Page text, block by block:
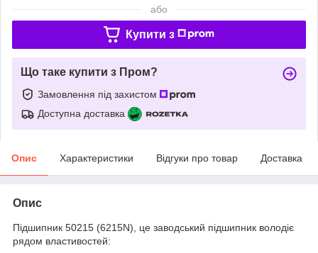
або
Купити з
Що таке купити з Пром?
Замовлення під захистом
Доступна доставка
Опис Характеристики Відгуки про товар Доставка
Опис
Підшипник 50215 (6215N), це заводський підшипник володіє
рядом властивостей: